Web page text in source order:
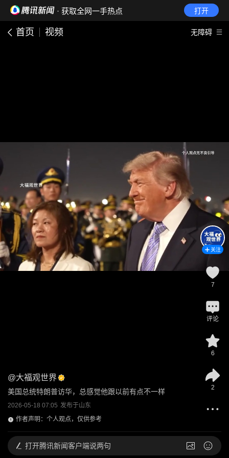
· 获取全网一手热点 打开
首页 视频 无障碍
@大福观世界
美国总统特朗普访华，总感觉他跟以前有点不一样
2026-05-18 07:05 发布于山东
作者声明：个人观点，仅供参考
关注
7
评论
6
2
打开腾讯新闻客户端说两句